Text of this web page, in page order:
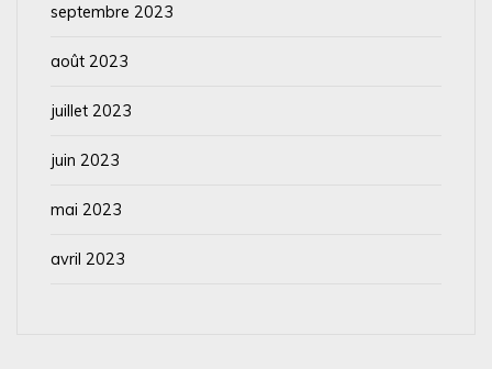
septembre 2023
août 2023
juillet 2023
juin 2023
mai 2023
avril 2023